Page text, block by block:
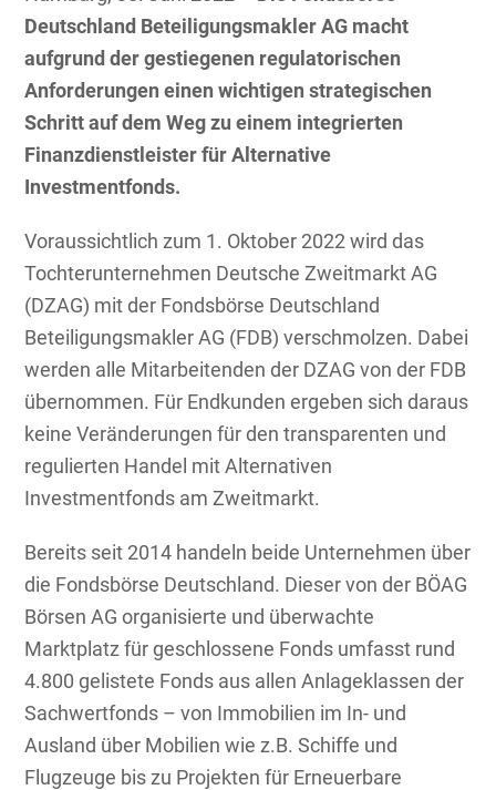
Deutschland Beteiligungsmakler AG macht
aufgrund der gestiegenen regulatorischen
Anforderungen einen wichtigen strategischen
Schritt auf dem Weg zu einem integrierten
Finanzdienstleister für Alternative
Investmentfonds.
Voraussichtlich zum 1. Oktober 2022 wird das
Tochterunternehmen Deutsche Zweitmarkt AG
(DZAG) mit der Fondsbörse Deutschland
Beteiligungsmakler AG (FDB) verschmolzen. Dabei
werden alle Mitarbeitenden der DZAG von der FDB
übernommen. Für Endkunden ergeben sich daraus
keine Veränderungen für den transparenten und
regulierten Handel mit Alternativen
Investmentfonds am Zweitmarkt.
Bereits seit 2014 handeln beide Unternehmen über
die Fondsbörse Deutschland. Dieser von der BÖAG
Börsen AG organisierte und überwachte
Marktplatz für geschlossene Fonds umfasst rund
4.800 gelistete Fonds aus allen Anlageklassen der
Sachwertfonds – von Immobilien im In- und
Ausland über Mobilien wie z.B. Schiffe und
Flugzeuge bis zu Projekten für Erneuerbare